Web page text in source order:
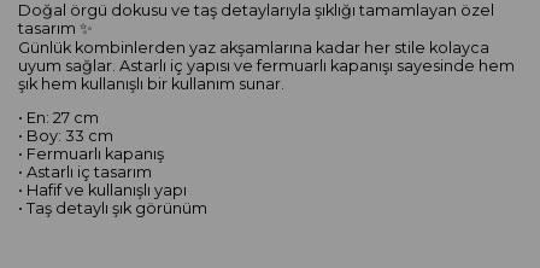
Doğal örgü dokusu ve taş detaylarıyla şıklığı tamamlayan özel
tasarım ✨
Günlük kombinlerden yaz akşamlarına kadar her stile kolayca
uyum sağlar. Astarlı iç yapısı ve fermuarlı kapanışı sayesinde hem
şık hem kullanışlı bir kullanım sunar.
• En: 27 cm
• Boy: 33 cm
• Fermuarlı kapanış
• Astarlı iç tasarım
• Hafif ve kullanışlı yapı
• Taş detaylı şık görünüm